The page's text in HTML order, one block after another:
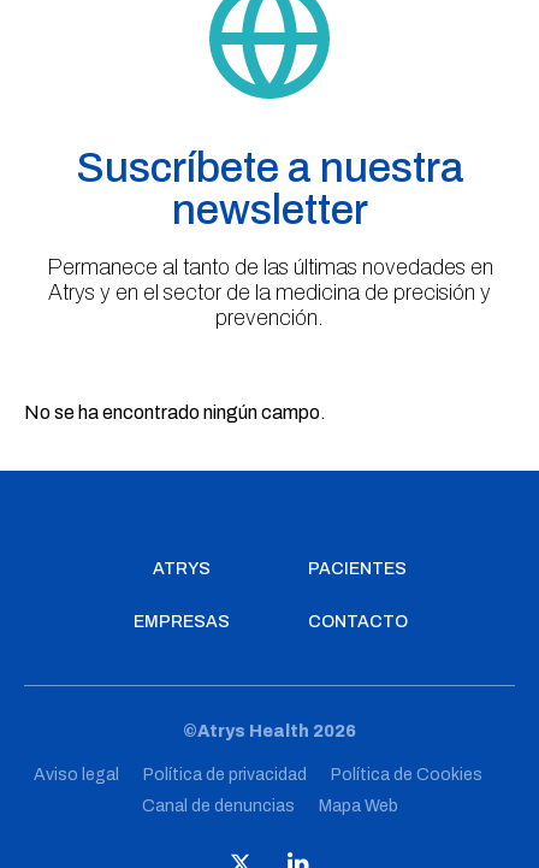
Suscríbete a nuestra
newsletter
Permanece al tanto de las últimas novedades en
Atrys y en el sector de la medicina de precisión y
prevención.
No se ha encontrado ningún campo.
ATRYS PACIENTES
EMPRESAS CONTACTO
©Atrys Health 2026
Aviso legal Política de privacidad
Política de Cookies
Canal de denuncias
Mapa Web